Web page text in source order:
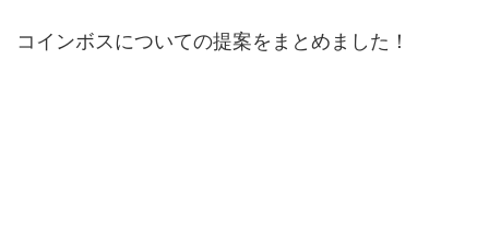
コインボスについての提案をまとめました！